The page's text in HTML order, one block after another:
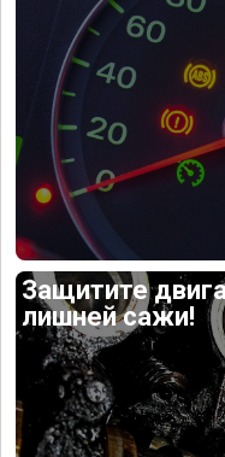
Защитите
лишней сажи!